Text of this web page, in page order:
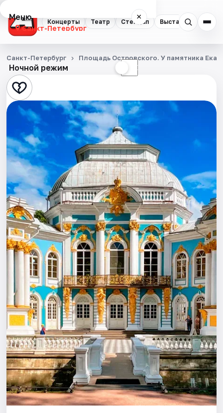
Концерты Театр Стендап Выставки
Меню ×
Санкт-Петербург
Концерты
Театр
Стендап
Выставки
Квесты
Экскурсии
Спорт
События
Города
Площадки
Артисты
Рейтинги
Ночной режим ☾
Санкт-Петербург Площадь Островского. У памятника